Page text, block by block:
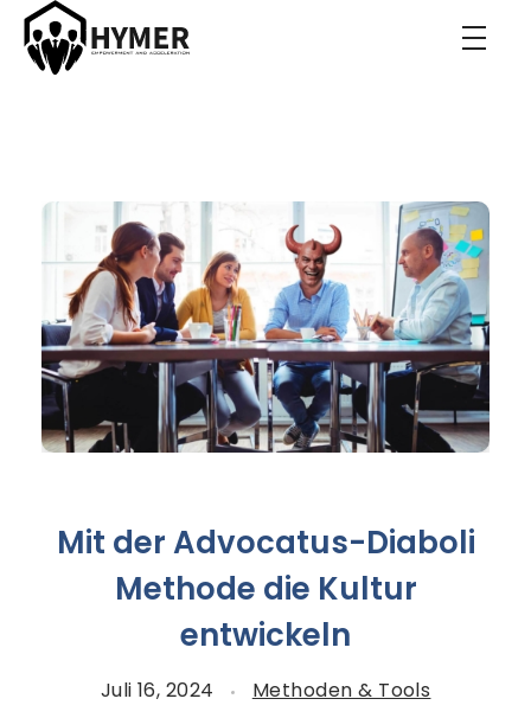
Mit der Advocatus-Diaboli
Methode die Kultur
entwickeln
Juli 16, 2024
Methoden & Tools